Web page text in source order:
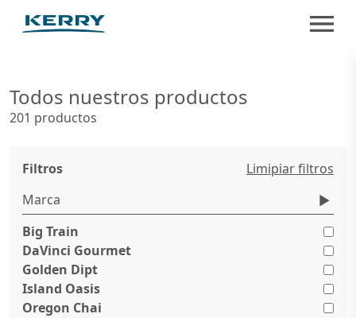
Todos nuestros productos
201 productos
Filtros
Limipiar filtros
Marca
Big Train
DaVinci Gourmet
Golden Dipt
Island Oasis
Oregon Chai